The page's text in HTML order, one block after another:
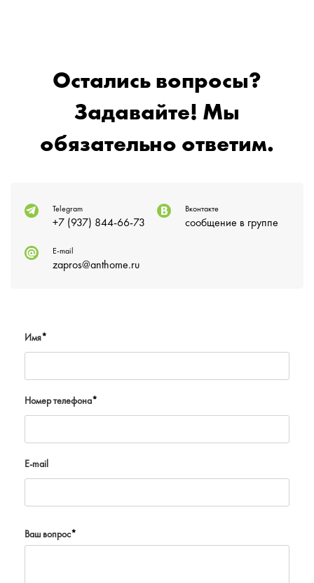
Остались вопросы?
Задавайте! Мы
обязательно ответим.
Telegram
+7 (937) 844-66-73
Вконтакте
сообщение в группе
E-mail
zapros@anthome.ru
Имя*
Номер телефона*
E-mail
Ваш вопрос*